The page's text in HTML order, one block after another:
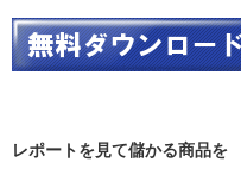
レポートを見て儲かる商品を